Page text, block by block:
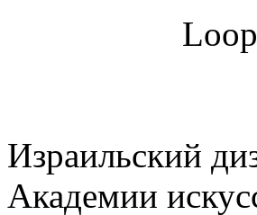
Израильский
Академии